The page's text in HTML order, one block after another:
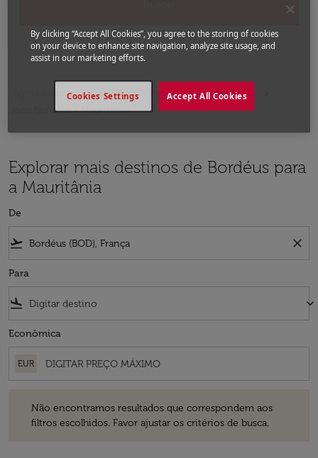
Página inicial Voos
Voos para a Mauritânia
Voos Bordéus - Mauritânia
Explorar mais destinos de Bordéus para
a Mauritânia
De
flight_takeoff close
Para
flight_land keyboard_arrow_down
Econômica
EUR
Não encontramos resultados que correspondem aos
filtros escolhidos. Favor ajustar os critérios de busca.
By clicking “Accept All Cookies”, you agree to the storing of cookies
on your device to enhance site navigation, analyze site usage, and
assist in our marketing efforts.
Accept All Cookies
Cookies Settings